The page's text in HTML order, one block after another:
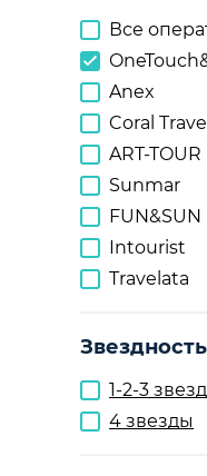
Все
Anex
Coral Travel
ART-TOUR
Sunmar
FUN&SUN
Intourist
Travelata
Звездность
1-2-3
4 звезды